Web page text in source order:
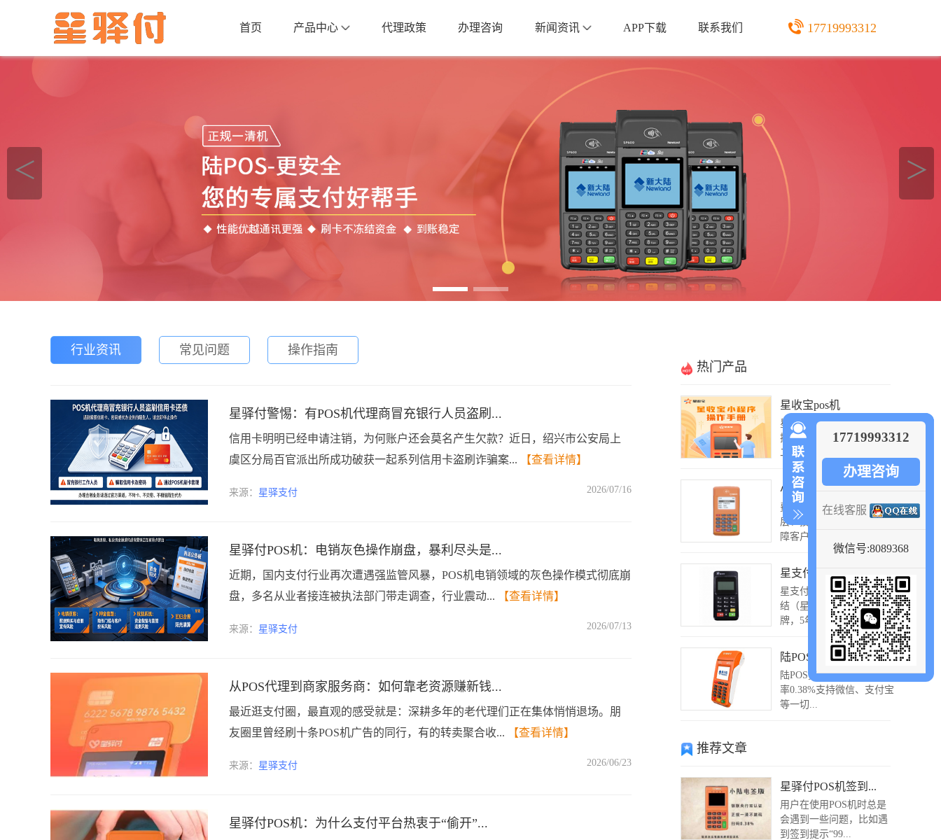
首页 产品中心 代理政策 办理咨询 新闻资讯 APP下载 联系我们 17719993312
＜ ＞
行业资讯 常见问题 操作指南
星驿付警惕：有POS机代理商冒充银行人员盗刷...
信用卡明明已经申请注销，为何账户还会莫名产生欠款？近日，绍兴市公安局上
虞区分局百官派出所成功破获一起系列信用卡盗刷诈骗案...
【查看详情】
来源： 星驿支付 2026/07/16
星驿付POS机：电销灰色操作崩盘，暴利尽头是...
近期，国内支付行业再次遭遇强监管风暴，POS机电销领域的灰色操作模式彻底崩
盘，多名从业者接连被执法部门带走调查，行业震动...
【查看详情】
来源： 星驿支付 2026/07/13
从POS代理到商家服务商：如何靠老资源赚新钱...
最近逛支付圈，最直观的感受就是：深耕多年的老代理们正在集体悄悄退场。朋
友圈里曾经刷十条POS机广告的同行，有的转卖聚合收...
【查看详情】
来源： 星驿支付 2026/06/23
星驿付POS机：为什么支付平台热衷于“偷开”...
热门产品
星收宝pos机
星收宝pos机刷100激活,支
持银联,NFC，微信支付宝
二维码支...
小陆电签版
费率0.55+0 公司从业务
层、技术层、交易层来保
障客户交易安全...
星支付Mpos
星支付费率0.53%+0，不冻
结（星驿付官方自营品
牌，5年不换名...
陆POS
陆POS费率0.55%，闪付费
率0.38%支持微信、支付宝
等一切...
推荐文章
星驿付POS机签到...
用户在使用POS机时总是
会遇到一些问题，比如遇
到签到提示“99...
17719993312
办理咨询
在线客服
微信号:8089368